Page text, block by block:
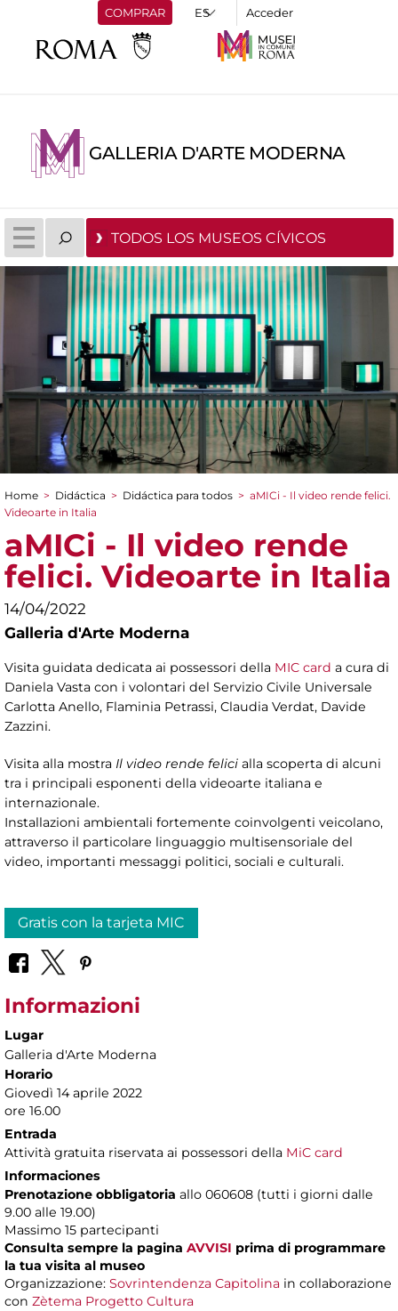
COMPRAR Acceder
GALLERIA D'ARTE MODERNA
TODOS LOS MUSEOS CÍVICOS
You are here
Home > Didáctica > Didáctica para todos > aMICi - Il video rende felici.
Videoarte in Italia
aMICi - Il video rende
felici. Videoarte in Italia
14/04/2022
Galleria d'Arte Moderna
Visita guidata dedicata ai possessori della MIC card a cura di
Daniela Vasta con i volontari del Servizio Civile Universale
Carlotta Anello, Flaminia Petrassi, Claudia Verdat, Davide
Zazzini.
Visita alla mostra Il video rende felici alla scoperta di alcuni
tra i principali esponenti della videoarte italiana e
internazionale.
Installazioni ambientali fortemente coinvolgenti veicolano,
attraverso il particolare linguaggio multisensoriale del
video, importanti messaggi politici, sociali e culturali.
Gratis con la tarjeta MIC
Informazioni
Lugar
Galleria d'Arte Moderna
Horario
Giovedì 14 aprile 2022
ore 16.00
Entrada
Attività gratuita riservata ai possessori della MiC card
Informaciones
Prenotazione obbligatoria allo 060608 (tutti i giorni dalle
9.00 alle 19.00)
Massimo 15 partecipanti
Consulta sempre la pagina AVVISI prima di programmare
la tua visita al museo
Organizzazione: Sovrintendenza Capitolina in collaborazione
con Zètema Progetto Cultura